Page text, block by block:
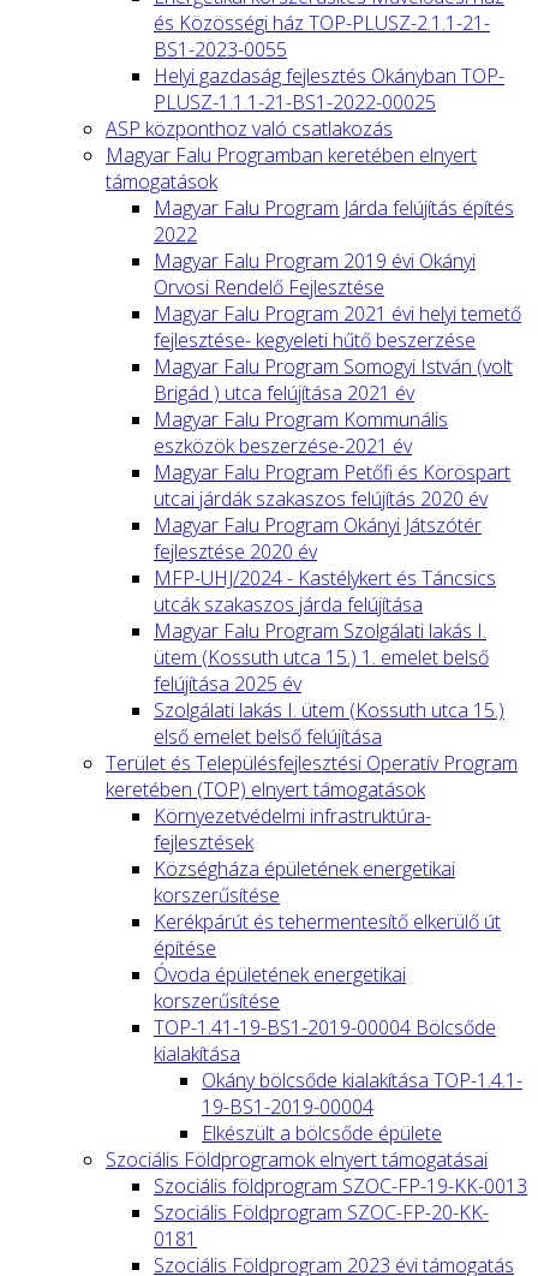
és Közösségi ház TOP-PLUSZ-2.1.1-21-
BS1-2023-0055
Helyi gazdaság fejlesztés Okányban TOP-
PLUSZ-1.1.1-21-BS1-2022-00025
ASP központhoz való csatlakozás
Magyar Falu Programban keretében elnyert
támogatások
Magyar Falu Program Járda felújítás építés
2022
Magyar Falu Program 2019 évi Okányi
Orvosi Rendelő Fejlesztése
Magyar Falu Program 2021 évi helyi temető
fejlesztése- kegyeleti hűtő beszerzése
Magyar Falu Program Somogyi István (volt
Brigád ) utca felújítása 2021 év
Magyar Falu Program Kommunális
eszközök beszerzése-2021 év
Magyar Falu Program Petőfi és Köröspart
utcai járdák szakaszos felújítás 2020 év
Magyar Falu Program Okányi Játszótér
fejlesztése 2020 év
MFP-UHJ/2024 - Kastélykert és Táncsics
utcák szakaszos járda felújítása
Magyar Falu Program Szolgálati lakás I.
ütem (Kossuth utca 15.) 1. emelet belső
felújítása 2025 év
Szolgálati lakás I. ütem (Kossuth utca 15.)
első emelet belső felújítása
Terület és Településfejlesztési Operatív Program
keretében (TOP) elnyert támogatások
Környezetvédelmi infrastruktúra-
fejlesztések
Községháza épületének energetikai
korszerűsítése
Kerékpárút és tehermentesítő elkerülő út
építése
Óvoda épületének energetikai
korszerűsítése
TOP-1.41-19-BS1-2019-00004 Bölcsőde
kialakítása
Okány bölcsőde kialakítása TOP-1.4.1-
19-BS1-2019-00004
Elkészült a bölcsőde épülete
Szociális Földprogramok elnyert támogatásai
Szociális földprogram SZOC-FP-19-KK-0013
Szociális Földprogram SZOC-FP-20-KK-
0181
Szociális Földprogram 2023 évi támogatás